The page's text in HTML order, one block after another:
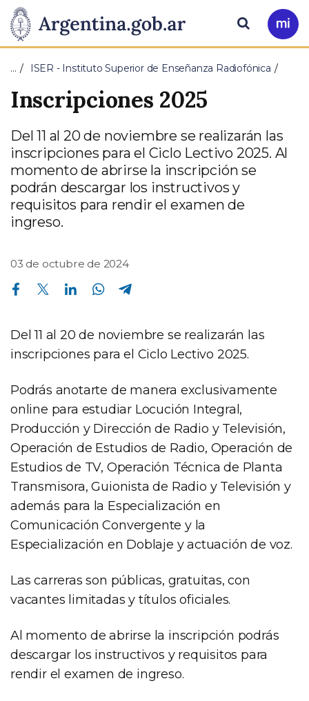
Presidencia
de
la
Pasar al contenido principal
Ir
a
Buscar
… ISER - Instituto Superior de Enseñanza Radiofónica
Inscripciones 2025
Del 11 al 20 de noviembre se realizarán las
inscripciones para el Ciclo Lectivo 2025. Al
momento de abrirse la inscripción se
podrán descargar los instructivos y
requisitos para rendir el examen de
ingreso.
03 de octubre de 2024
Compartir en Facebook Compartir en Twitter Compartir en Linkedin Compartir en Whatsapp
Del 11 al 20 de noviembre se realizarán las
inscripciones para el Ciclo Lectivo 2025.
Podrás anotarte de manera exclusivamente
online para estudiar Locución Integral,
Producción y Dirección de Radio y Televisión,
Operación de Estudios de Radio, Operación de
Estudios de TV, Operación Técnica de Planta
Transmisora, Guionista de Radio y Televisión y
además para la Especialización en
Comunicación Convergente y la
Especialización en Doblaje y actuación de voz.
Las carreras son públicas, gratuitas, con
vacantes limitadas y títulos oficiales.
Al momento de abrirse la inscripción podrás
descargar los instructivos y requisitos para
rendir el examen de ingreso.